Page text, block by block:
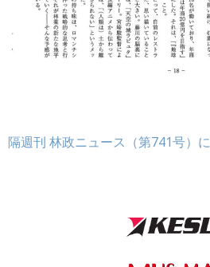
隔週刊 林政ニュース（第741号）